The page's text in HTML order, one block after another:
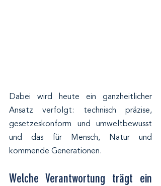
Dabei wird heute ein ganzheitlicher
Ansatz verfolgt: technisch präzise,
gesetzeskonform und umweltbewusst
und das für Mensch, Natur und
kommende Generationen.
Welche Verantwortung trägt ein